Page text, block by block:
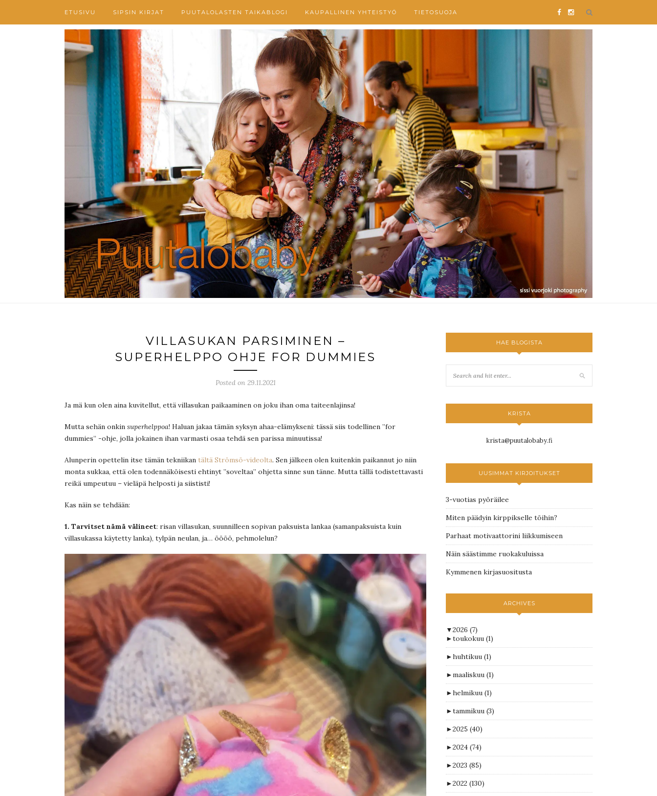
ETUSIVU SIPSIN KIRJAT PUUTALOLASTEN TAIKABLOGI KAUPALLINEN YHTEISTYÖ TIETOSUOJA
VILLASUKAN PARSIMINEN –
SUPERHELPPO OHJE FOR DUMMIES
Posted on 29.11.2021
Ja mä kun olen aina kuvitellut, että villasukan paikaaminen on joku ihan oma taiteenlajinsa!
Mutta sehän onkin superhelppoa! Haluan jakaa tämän syksyn ahaa-elämykseni: tässä siis todellinen ”for
dummies” -ohje, jolla jokainen ihan varmasti osaa tehdä sen parissa minuutissa!
Alunperin opettelin itse tämän tekniikan tältä Strömsö-videolta. Sen jälkeen olen kuitenkin paikannut jo niin
monta sukkaa, että olen todennäköisesti ehtinyt ”soveltaa” ohjetta sinne sun tänne. Mutta tällä todistettavasti
reikä umpeutuu – vieläpä helposti ja siististi!
Kas näin se tehdään:
1. Tarvitset nämä välineet: risan villasukan, suunnilleen sopivan paksuista lankaa (samanpaksuista kuin
villasukassa käytetty lanka), tylpän neulan, ja… öööö, pehmolelun?
HAE BLOGISTA
KRISTA
krista@puutalobaby.fi
UUSIMMAT KIRJOITUKSET
3-vuotias pyöräilee
Miten päädyin kirppikselle töihin?
Parhaat motivaattorini liikkumiseen
Näin säästimme ruokakuluissa
Kymmenen kirjasuositusta
ARCHIVES
▼2026 (7)
►toukokuu (1)
►huhtikuu (1)
►maaliskuu (1)
►helmikuu (1)
►tammikuu (3)
►2025 (40)
►2024 (74)
►2023 (85)
►2022 (130)